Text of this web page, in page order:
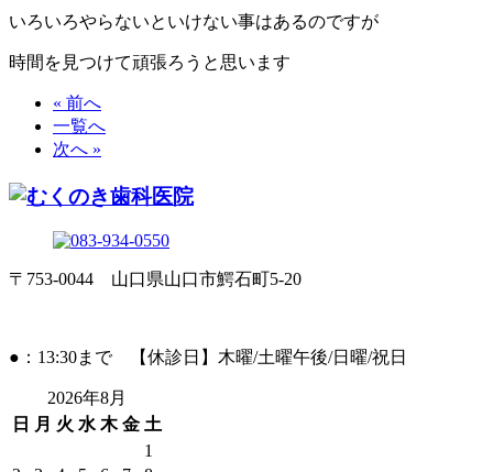
いろいろやらないといけない事はあるのですが
時間を見つけて頑張ろうと思います
« 前へ
一覧へ
次へ »
〒753-0044 山口県山口市鰐石町5-20
●：13:30まで 【休診日】木曜/土曜午後/日曜/祝日
2026年8月
日
月 火 水 木 金 土
1